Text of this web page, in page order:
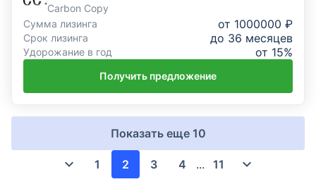
Carbon Copy
Сумма лизинга
от 1000000 ₽
Срок лизинга до 36 месяцев
Удорожание в год от 15%
Получить предложение
Показать еще 10
1 2 3 4 ... 11